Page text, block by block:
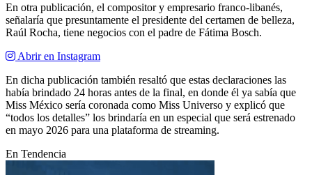
En otra publicación, el compositor y empresario franco-libanés,
señalaría que presuntamente el presidente del certamen de belleza,
Raúl Rocha, tiene negocios con el padre de Fátima Bosch.
Abrir en Instagram
En dicha publicación también resaltó que estas declaraciones las
había brindado 24 horas antes de la final, en donde él ya sabía que
Miss México sería coronada como Miss Universo y explicó que
“todos los detalles” los brindaría en un especial que será estrenado
en mayo 2026 para una plataforma de streaming.
En Tendencia